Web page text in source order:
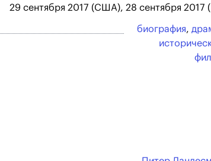
29 сентября 2017 (США), 28 сентября 2017
биография,